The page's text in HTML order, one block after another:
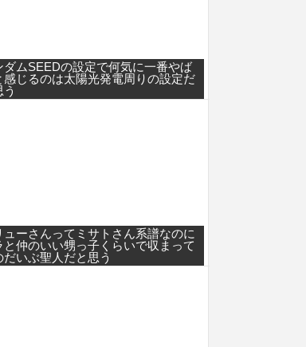
ダムSEEDの設定で何気に一番やば
感じるのは太陽光発電周りの設定だ
う
ューさんってミサトさん系譜なのに
と仲のいい甥っ子くらいで収まって
だいぶ聖人だと思う